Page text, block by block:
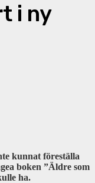
i ny
kunnat föreställa
boken ”Äldre som
ha.